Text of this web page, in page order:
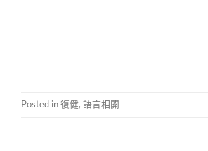
Posted in復健, 語言相閞